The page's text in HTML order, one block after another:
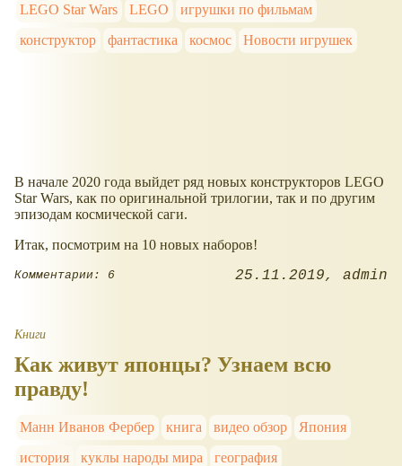
LEGO Star Wars LEGO
игрушки по фильмам
конструктор
фантастика космос Новости игрушек
В начале 2020 года выйдет ряд новых конструкторов LEGO
Star Wars, как по оригинальной трилогии, так и по другим
эпизодам космической саги.
Итак, посмотрим на 10 новых наборов!
Комментарии: 6 25.11.2019 admin
Книги
Как живут японцы? Узнаем всю
правду!
Манн Иванов Фербер книга видео обзор
Япония
история
куклы народы мира география